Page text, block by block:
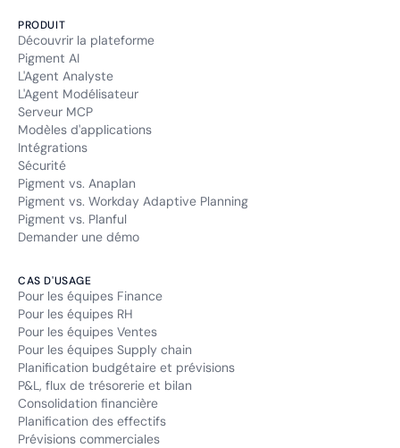
PRODUIT
Découvrir la plateforme
Pigment AI
L'Agent Analyste
L'Agent Modélisateur
Serveur MCP
Modèles d'applications
Intégrations
Sécurité
Pigment vs. Anaplan
Pigment vs. Workday Adaptive Planning
Pigment vs. Planful
Demander une démo
CAS D'USAGE
Pour les équipes Finance
Pour les équipes RH
Pour les équipes Ventes
Pour les équipes Supply chain
Planification budgétaire et prévisions
P&L, flux de trésorerie et bilan
Consolidation financière
Planification des effectifs
Prévisions commerciales